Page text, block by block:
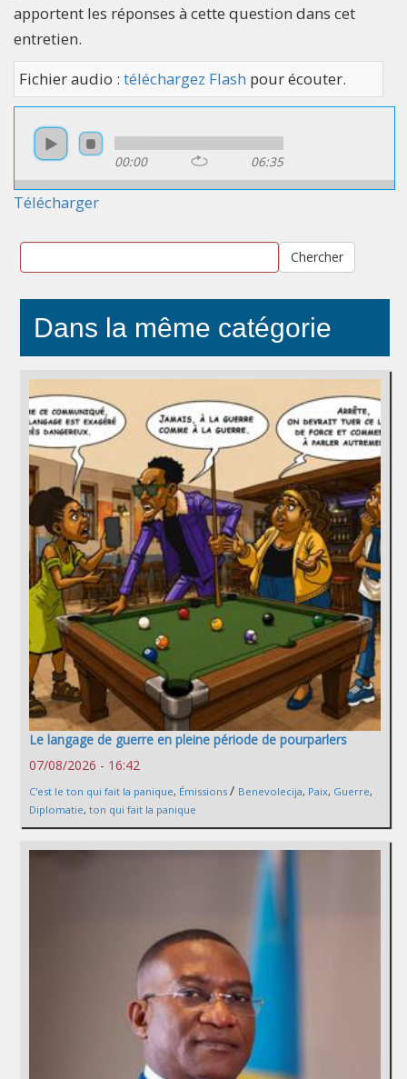
apportent les réponses à cette question dans cet
entretien.
Fichier audio : téléchargez Flash pour écouter.
00:00 06:35
Télécharger
Chercher
Dans la même catégorie
Le langage de guerre en pleine période de pourparlers
07/08/2026 - 16:42
C'est le ton qui fait la panique, Émissions / Benevolecija, Paix, Guerre,
Diplomatie, ton qui fait la panique